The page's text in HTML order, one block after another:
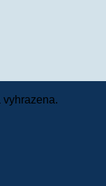
vyhrazena.